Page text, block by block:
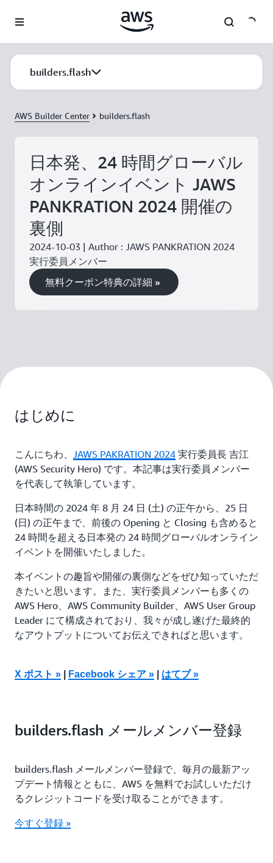
builders.flash
AWS Builder Center builders.flash
日本発、24 時間グローバル
オンラインイベント JAWS
PANKRATION 2024 開催の
裏側
2024-10-03 | Author : JAWS PANKRATION 2024
実行委員メンバー
無料クーポン特典の詳細 »
はじめに
こんにちわ、 JAWS PAKRATION 2024 実行委員長 吉江
(AWS Security Hero) です。本記事は実行委員メンバー
を代表して執筆しています。
日本時間の 2024 年 8 月 24 日 (土) の正午から、25 日
(日) の正午まで、前後の Opening と Closing も含めると
24 時間を超える日本発の 24 時間グローバルオンライン
イベントを開催いたしました。
本イベントの趣旨や開催の裏側などをぜひ知っていただ
きたいと思います。また、実行委員メンバーも多くの
AWS Hero、AWS Community Builder、AWS User Group
Leader にて構成されており、我々が成し遂げた最終的
なアウトプットについてお伝えできればと思います。
X ポスト » Facebook シェア » はてブ »
builders.flash メールメンバー登録
builders.flash メールメンバー登録で、毎月の最新アッ
プデート情報とともに、AWS を無料でお試しいただけ
るクレジットコードを受け取ることができます。
今すぐ登録 »